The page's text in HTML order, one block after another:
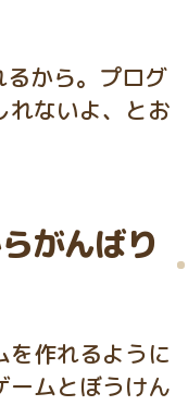
から。プログ
れないよ、とお
がんばり
を作れるように
ームとぼうけん